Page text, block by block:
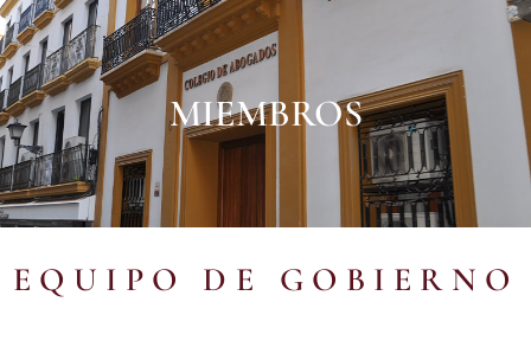
MIEMBROS
EQUIPO DE GOBIERNO